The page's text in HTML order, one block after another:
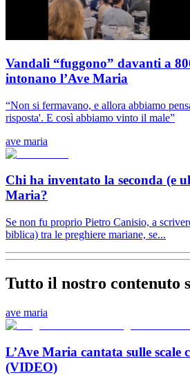
Vandali “fuggono” davanti a
intonano l’Ave Maria
“Non si fermavano, e allora abbiamo
risposta'. E così abbiamo vinto il male”
ave maria
Chi ha inventato la seconda (e
Maria?
Se non fu proprio Pietro Canisio, a
biblica) tra le preghiere mariane, se...
Tutto il nostro contenuto
ave maria
L’Ave Maria cantata sulle scale
(VIDEO)